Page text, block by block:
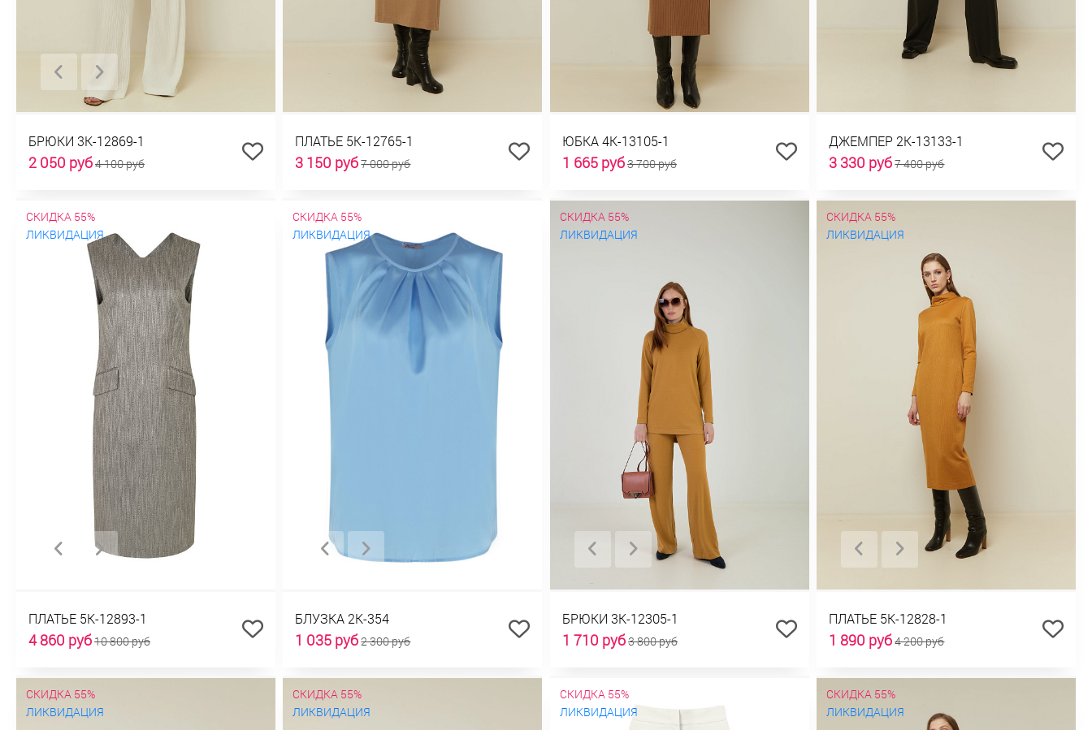
БРЮКИ 3К-12869-1
2 050 руб4 100 руб
ПЛАТЬЕ 5К-12765-1
3 150 руб7 000 руб
ЮБКА 4К-13105-1
1 665 руб3 700 руб
ДЖЕМПЕР 2К-13133-1
3 330 руб7 400 руб
СКИДКА 55%
ЛИКВИДАЦИЯ
ПЛАТЬЕ 5К-12893-1
4 860 руб10 800 руб
СКИДКА 55%
ЛИКВИДАЦИЯ
БЛУЗКА 2К-354
1 035 руб2 300 руб
СКИДКА 55%
ЛИКВИДАЦИЯ
БРЮКИ 3К-12305-1
1 710 руб3 800 руб
СКИДКА 55%
ЛИКВИДАЦИЯ
ПЛАТЬЕ 5К-12828-1
1 890 руб4 200 руб
СКИДКА 55%
ЛИКВИДАЦИЯ
СКИДКА 55%
ЛИКВИДАЦИЯ
СКИДКА 55%
ЛИКВИДАЦИЯ
СКИДКА 55%
ЛИКВИДАЦИЯ